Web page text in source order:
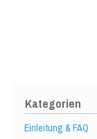
Kategorien
Einleitung & FAQ